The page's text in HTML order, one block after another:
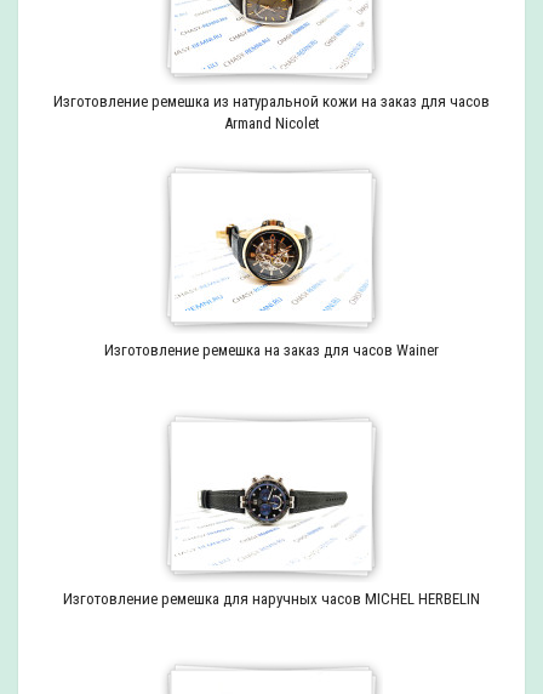
Изготовление ремешка из натуральной кожи на заказ для часов
Armand Nicolet
Изготовление ремешка на заказ для часов Wainer
Изготовление ремешка для наручных часов MICHEL HERBELIN